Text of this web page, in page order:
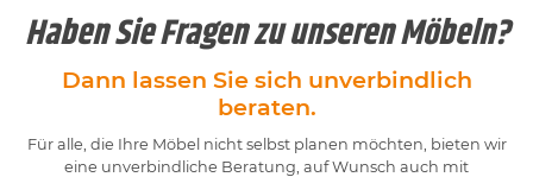
Haben Sie Fragen zu unseren Möbeln?
Dann lassen Sie sich unverbindlich
beraten.
Für alle, die Ihre Möbel nicht selbst planen möchten, bieten wir
eine unverbindliche Beratung, auf Wunsch auch mit